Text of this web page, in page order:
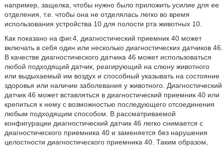
например, защелка, чтобы нужно было приложить усилие для ее
отделения, т.е. чтобы она не отделялась легко во время
использования устройства 10 для полости рта животных 10.
Как показано на фиг.4, диагностический приемник 40 может
включать в себя один или несколько диагностических датчиков 46.
В качестве диагностического датчика 46 может использоваться
любой подходящий датчик, реагирующий на слюну животного
или выдыхаемый им воздух и способный указывать на состояние
здоровья или наличие заболевания у животного. Диагностический
датчик 46 может вставляться в диагностический приемник 40 или
крепиться к нему с возможностью последующего отсоединения
любым подходящим способом. В рассматриваемой
конфигурации диагностический датчик 46 легко снимается с
диагностического приемника 40 и заменяется без нарушения
целостности диагностического приемника 40. Таким образом,